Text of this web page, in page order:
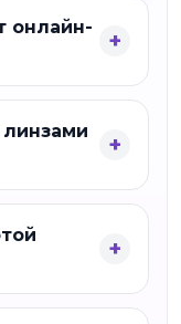
онлайн-